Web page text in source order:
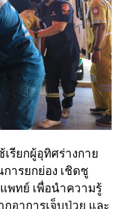
รียกผู้อุทิศร่างกาย
ารยกย่อง เชิดชู
พทย์ เพื่อนำความรู้
อาการเจ็บป่วย และ